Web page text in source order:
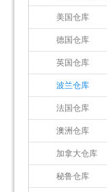
美国仓库
德国仓库
英国仓库
波兰仓库
法国仓库
澳洲仓库
加拿大仓库
秘鲁仓库